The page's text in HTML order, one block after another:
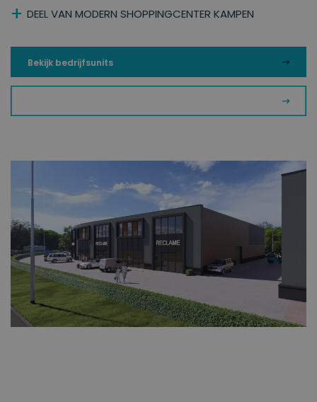
DEEL VAN MODERN SHOPPINGCENTER KAMPEN